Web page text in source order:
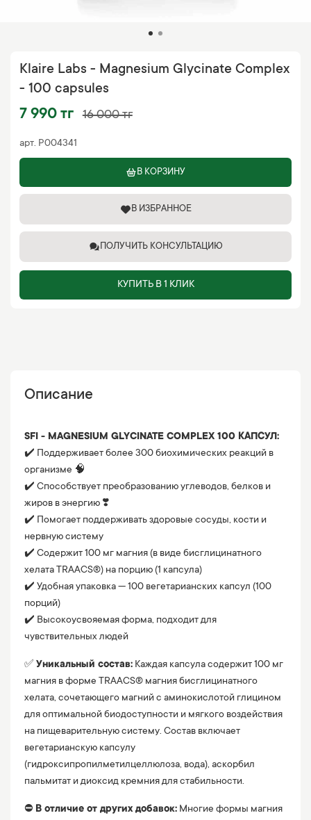
арт. P004341
Klaire Labs - Magnesium Glycinate Complex
- 100 capsules
7 990 тг 16 000 тг
В КОРЗИНУ
В ИЗБРАННОЕ
ПОЛУЧИТЬ КОНСУЛЬТАЦИЮ
КУПИТЬ В 1 КЛИК
Описание
SFI - MAGNESIUM GLYCINATE COMPLEX 100 КАПСУЛ:
✔️ Поддерживает более 300 биохимических реакций в
организме 🧠
✔️ Способствует преобразованию углеводов, белков и
жиров в энергию ❣️
✔️ Помогает поддерживать здоровые сосуды, кости и
нервную систему
✔️ Содержит 100 мг магния (в виде бисглицинатного
хелата TRAACS®) на порцию (1 капсула)
✔️ Удобная упаковка — 100 вегетарианских капсул (100
порций)
✔️ Высокоусвояемая форма, подходит для
чувствительных людей
✅ Уникальный состав: Каждая капсула содержит 100 мг
магния в форме TRAACS® магния бисглицинатного
хелата, сочетающего магний с аминокислотой глицином
для оптимальной биодоступности и мягкого воздействия
на пищеварительную систему. Состав включает
вегетарианскую капсулу
(гидроксипропилметилцеллюлоза, вода), аскорбил
пальмитат и диоксид кремния для стабильности.
⛔️ В отличие от других добавок: Многие формы магния